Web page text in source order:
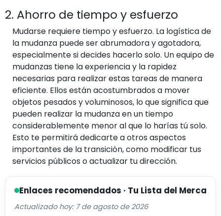
2. Ahorro de tiempo y esfuerzo
Mudarse requiere tiempo y esfuerzo. La logística de
la mudanza puede ser abrumadora y agotadora,
especialmente si decides hacerlo solo. Un equipo de
mudanzas tiene la experiencia y la rapidez
necesarias para realizar estas tareas de manera
eficiente. Ellos están acostumbrados a mover
objetos pesados y voluminosos, lo que significa que
pueden realizar la mudanza en un tiempo
considerablemente menor al que lo harías tú solo.
Esto te permitirá dedicarte a otros aspectos
importantes de la transición, como modificar tus
servicios públicos o actualizar tu dirección.
Enlaces recomendados · Tu Lista del Merca
Actualizado hoy: 7 de agosto de 2026